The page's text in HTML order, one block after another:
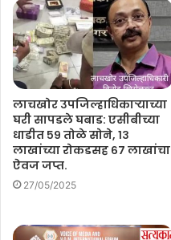
लाचखोर उपजिल्हाधिकाऱ्याच्या
घरी सापडले घबाड: एसीबीच्या
धाडीत ५९ तोळे सोने, १३
लाखांच्या रोकडसह ६७ लाखांचा
ऐवज जप्त.
27/05/2025